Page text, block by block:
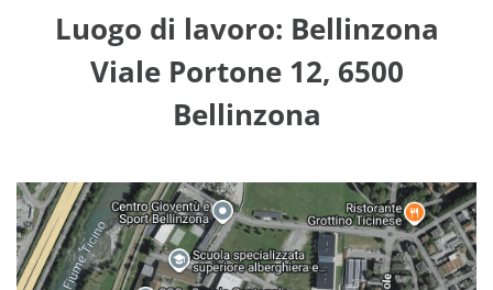
Luogo di lavoro: Bellinzona
Viale Portone 12, 6500
Bellinzona